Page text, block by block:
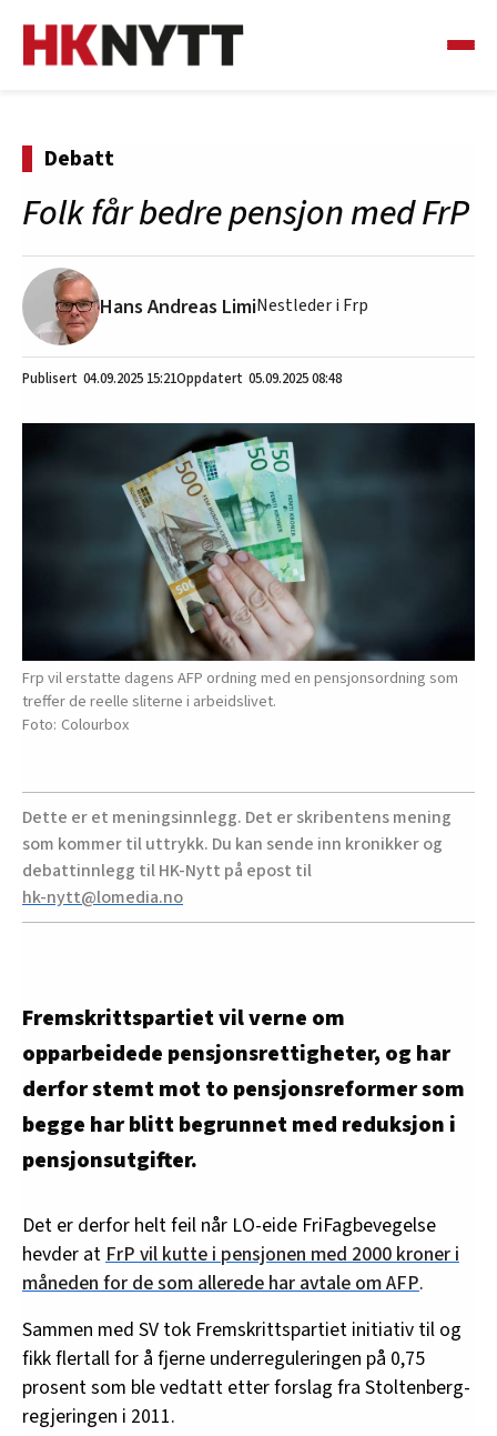
Debatt
Folk får bedre pensjon med FrP
Hans Andreas LimiNestleder i Frp
04.09.2025 15:21 05.09.2025 08:48
Frp vil erstatte dagens AFP ordning med en pensjonsordning som
treffer de reelle sliterne i arbeidslivet.
Colourbox
Dette er et meningsinnlegg. Det er skribentens mening
som kommer til uttrykk. Du kan sende inn kronikker og
debattinnlegg til HK-Nytt på epost til
hk-nytt@lomedia.no
Fremskrittspartiet vil verne om
opparbeidede pensjonsrettigheter, og har
derfor stemt mot to pensjonsreformer som
begge har blitt begrunnet med reduksjon i
pensjonsutgifter.
Det er derfor helt feil når LO-eide FriFagbevegelse
hevder at FrP vil kutte i pensjonen med 2000 kroner i
måneden for de som allerede har avtale om AFP.
Sammen med SV tok Fremskrittspartiet initiativ til og
fikk flertall for å fjerne underreguleringen på 0,75
prosent som ble vedtatt etter forslag fra Stoltenberg-
regjeringen i 2011.